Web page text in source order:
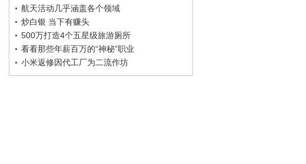
航天活动几乎涵盖各个领域
炒白银 当下有赚头
500万打造4个五星级旅游厕所
看看那些年薪百万的“神秘”职业
小米返修因代工厂为二流作坊